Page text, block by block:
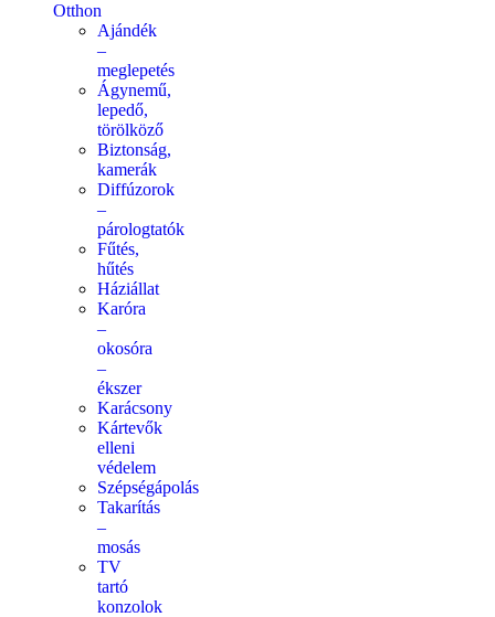
Otthon
Ajándék
–
meglepetés
Ágynemű,
lepedő,
törölköző
Biztonság,
kamerák
Diffúzorok
–
párologtatók
Fűtés,
hűtés
Háziállat
Karóra
–
okosóra
–
ékszer
Karácsony
Kártevők
elleni
védelem
Szépségápolás
Takarítás
–
mosás
TV
tartó
konzolok